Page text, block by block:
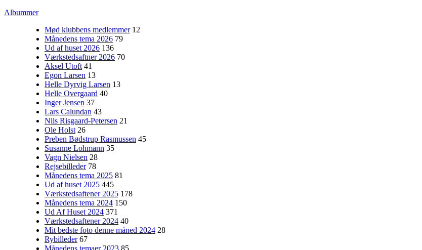
Albummer
Mød klubbens medlemmer 12
Månedens tema 2026 79
Ud af huset 2026 136
Værkstedsaftner 2026 70
Aksel Utoft 41
Egon Larsen 13
Helle Dyrvig Larsen 13
Helle Overgaard 40
Inger Jensen 37
Lars Calundan 43
Nils Risgaard-Petersen 21
Ole Holst 26
Preben Bødstrup Rasmussen 45
Susanne Lohmann 35
Vagn Nielsen 28
Rejsebilleder 78
Månedens tema 2025 81
Ud af huset 2025 445
Værkstedsaftener 2025 178
Månedens tema 2024 150
Ud Af Huset 2024 371
Værkstedsaftener 2024 40
Mit bedste foto denne måned 2024 28
Rybilleder 67
Månedens temaer 2023 85